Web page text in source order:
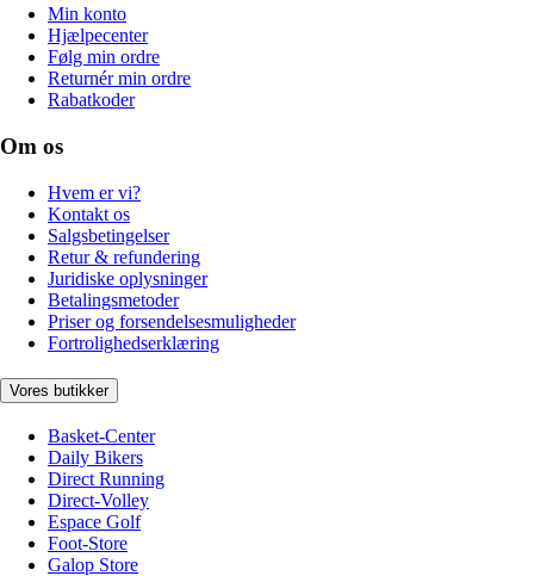
Min konto
Hjælpecenter
Følg min ordre
Returnér min ordre
Rabatkoder
Om os
Hvem er vi?
Kontakt os
Salgsbetingelser
Retur & refundering
Juridiske oplysninger
Betalingsmetoder
Priser og forsendelsesmuligheder
Fortrolighedserklæring
Vores butikker
Basket-Center
Daily Bikers
Direct Running
Direct-Volley
Espace Golf
Foot-Store
Galop Store